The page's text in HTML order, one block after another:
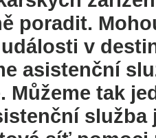
poradit.
v
asistenční
Můžeme tak